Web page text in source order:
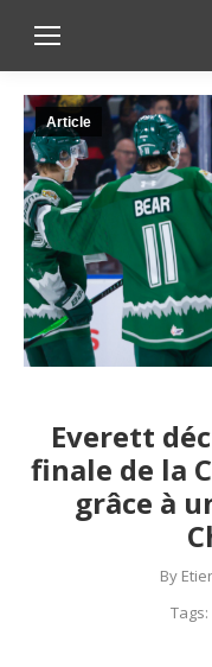
Article
Everett
finale de la
grâce à
By
Tags: